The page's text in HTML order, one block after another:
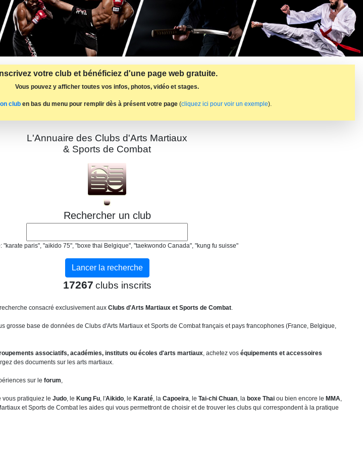
Inscrivez votre club et bénéficiez d'une page web gratuite.
Vous pouvez y afficher toutes vos infos, photos, vidéo et stages.
cluben bas du menu pour remplir dès à présent votre page(cliquez ici pour voir un exemple).
L'Annuaire des Clubs d'Arts Martiaux
& Sports de Combat
Rechercher un club
"karate paris", "aikido 75", "boxe thai Belgique", "taekwondo Canada", "kung fu suisse"
17267 clubs inscrits
consacré exclusivement aux Clubs d'Arts Martiaux et Sports de Combat.
grosse base de données de Clubs d'Arts Martiaux et Sports de Combat français et pays francophones (France, Belgique,
associatifs, académies, instituts ou écoles d'arts martiaux, achetez vos équipements et accessoires
des documents sur les arts martiaux.
sur le forum,
vous pratiquiez le Judo, le Kung Fu, l'Aikido, le Karaté, la Capoeira, le Tai-chi Chuan, la boxe Thai ou bien encore le MMA,
et Sports de Combat les aides qui vous permettront de choisir et de trouver les clubs qui correspondent à la pratique